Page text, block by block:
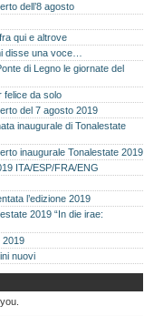
dell’8 agosto
qui e altrove
disse una voce…
di Legno le giornate del
felice da solo
del 7 agosto 2019
inaugurale di Tonalestate
inaugurale Tonalestate 2019
ITA/ESP/FRA/ENG
l’edizione 2019
2019 “In die irae:
2019
nuovi